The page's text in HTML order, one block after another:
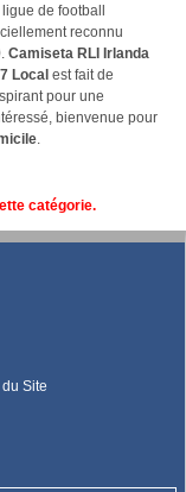
de football
reconnu
Camiseta RLI Irlanda
Local est fait de
pour une
bienvenue pour
.
catégorie.
du Site